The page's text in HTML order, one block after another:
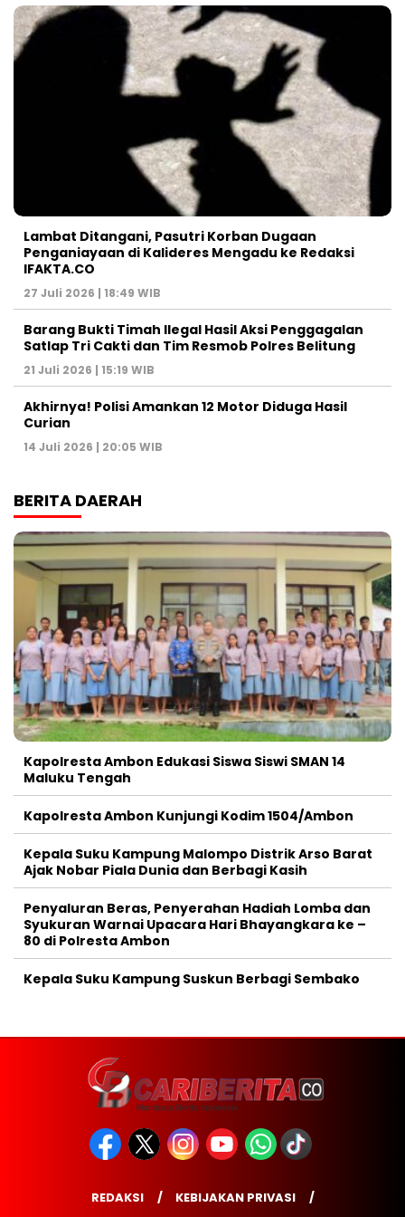
Lambat Ditangani, Pasutri Korban Dugaan
Penganiayaan di Kalideres Mengadu ke Redaksi
IFAKTA.CO
27 Juli 2026 | 18:49 WIB
Barang Bukti Timah Ilegal Hasil Aksi Penggagalan
Satlap Tri Cakti dan Tim Resmob Polres Belitung
21 Juli 2026 | 15:19 WIB
Akhirnya! Polisi Amankan 12 Motor Diduga Hasil
Curian
14 Juli 2026 | 20:05 WIB
BERITA DAERAH
Kapolresta Ambon Edukasi Siswa Siswi SMAN 14
Maluku Tengah
Kapolresta Ambon Kunjungi Kodim 1504/Ambon
Kepala Suku Kampung Malompo Distrik Arso Barat
Ajak Nobar Piala Dunia dan Berbagi Kasih
Penyaluran Beras, Penyerahan Hadiah Lomba dan
Syukuran Warnai Upacara Hari Bhayangkara ke –
80 di Polresta Ambon
Kepala Suku Kampung Suskun Berbagi Sembako
REDAKSI
KEBIJAKAN PRIVASI